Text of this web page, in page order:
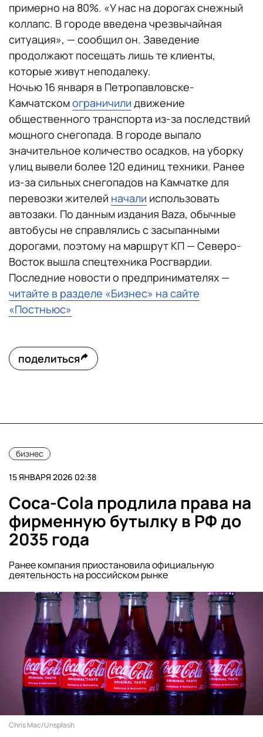
примерно на 80%. «У нас на дорогах снежный
коллапс. В городе введена чрезвычайная
ситуация», — сообщил он. Заведение
продолжают посещать лишь те клиенты,
которые живут неподалеку.
Ночью 16 января в Петропавловске-
Камчатскомограничили движение
общественного транспорта из-за последствий
мощного снегопада. В городе выпало
значительное количество осадков, на уборку
улиц вывели более 120 единиц техники. Ранее
из-за сильных снегопадов на Камчатке для
перевозки жителей начали использовать
автозаки. По данным издания Baza, обычные
автобусы не справлялись с засыпанными
дорогами, поэтому на маршрут КП — Северо-
Восток вышла спецтехника Росгвардии.
Последние новости о предпринимателях —
читайте в разделе «Бизнес» на сайте
«Постньюс»
поделиться
бизнес
15 ЯНВАРЯ 2026 02:38
Coca-Cola продлила права на
фирменную бутылку в РФ до
2035 года
Ранее компания приостановила официальную
деятельность на российском рынке
Chris Mac/Unsplash